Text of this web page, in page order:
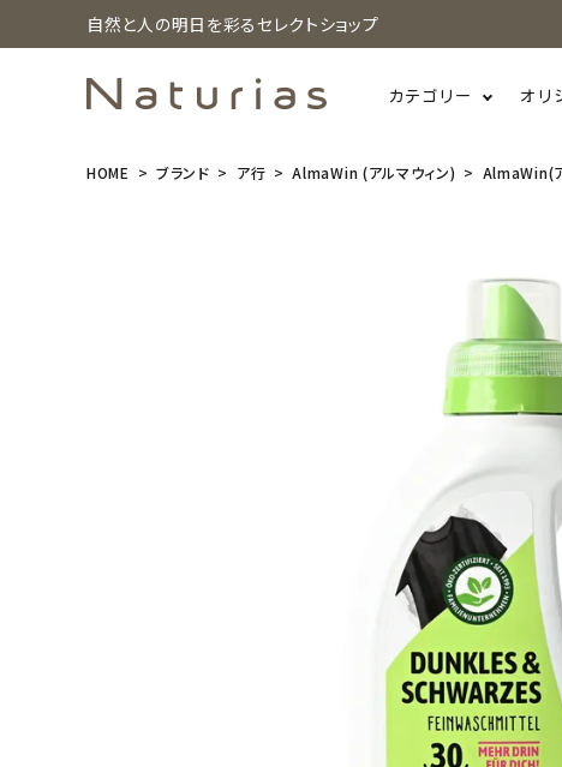
自然と人の明日を彩るセレクトショップ
カテゴリー オリ
HOME ブランド ア行 AlmaWin (アルマウィン) AlmaWin(